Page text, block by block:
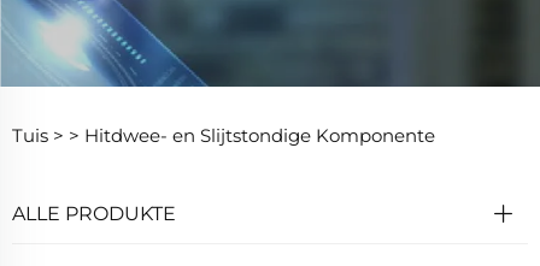
Tuis > > Hitdwee- en Slijtstondige Komponente
ALLE PRODUKTE